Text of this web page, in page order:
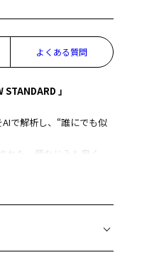
よくある質問
」
で解析し、“誰にでも似
れた、顔なじみも良く
上。
場合がございます。